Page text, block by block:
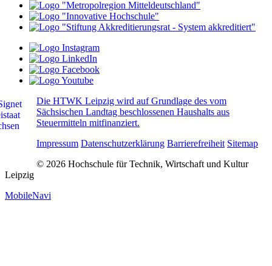
Die HTWK Leipzig wird auf Grundlage des vom
Sächsischen Landtag beschlossenen Haushalts aus
Steuermitteln mitfinanziert.
Impressum Datenschutzerklärung Barrierefreiheit Sitemap
© 2026 Hochschule für Technik, Wirtschaft und Kultur
Leipzig
MobileNavi